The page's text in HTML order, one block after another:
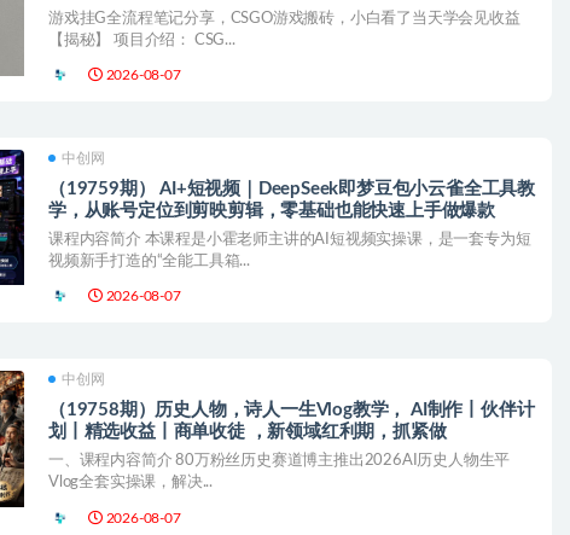
游戏挂G全流程笔记分享，CSGO游戏搬砖，小白看了当天学会见收益
【揭秘】 项目介绍： CSG...
2026-08-07
中创网
（19759期） AI+短视频｜DeepSeek即梦豆包小云雀全工具教
学，从账号定位到剪映剪辑，零基础也能快速上手做爆款
课程内容简介 本课程是小霍老师主讲的AI短视频实操课，是一套专为短
视频新手打造的“全能工具箱...
2026-08-07
中创网
（19758期）历史人物，诗人一生Vlog教学， AI制作丨伙伴计
划丨精选收益丨商单收徒 ，新领域红利期，抓紧做
一、课程内容简介 80万粉丝历史赛道博主推出2026AI历史人物生平
Vlog全套实操课，解决...
2026-08-07